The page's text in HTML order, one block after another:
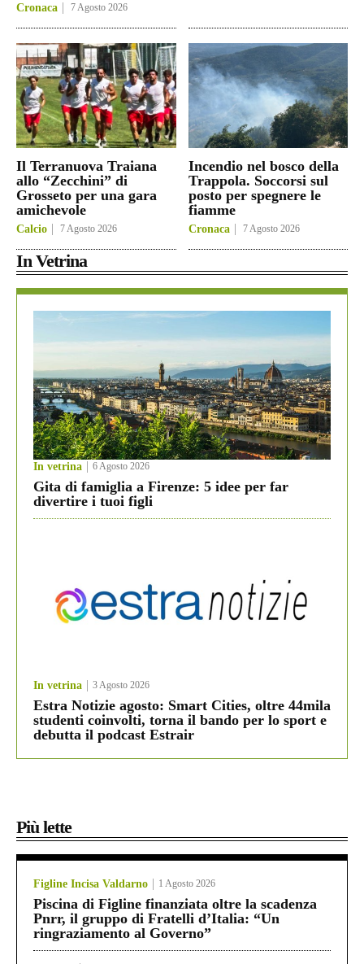
Cronaca 7 Agosto 2026
Il Terranuova Traiana
allo “Zecchini” di
Grosseto per una gara
amichevole
Calcio 7 Agosto 2026
Incendio nel bosco della
Trappola. Soccorsi sul
posto per spegnere le
fiamme
Cronaca 7 Agosto 2026
In Vetrina
In vetrina 6 Agosto 2026
Gita di famiglia a Firenze: 5 idee per far
divertire i tuoi figli
In vetrina 3 Agosto 2026
Estra Notizie agosto: Smart Cities, oltre 44mila
studenti coinvolti, torna il bando per lo sport e
debutta il podcast Estrair
Più lette
Figline Incisa Valdarno 1 Agosto 2026
Piscina di Figline finanziata oltre la scadenza
Pnrr, il gruppo di Fratelli d’Italia: “Un
ringraziamento al Governo”